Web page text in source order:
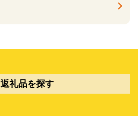
返礼品を探す